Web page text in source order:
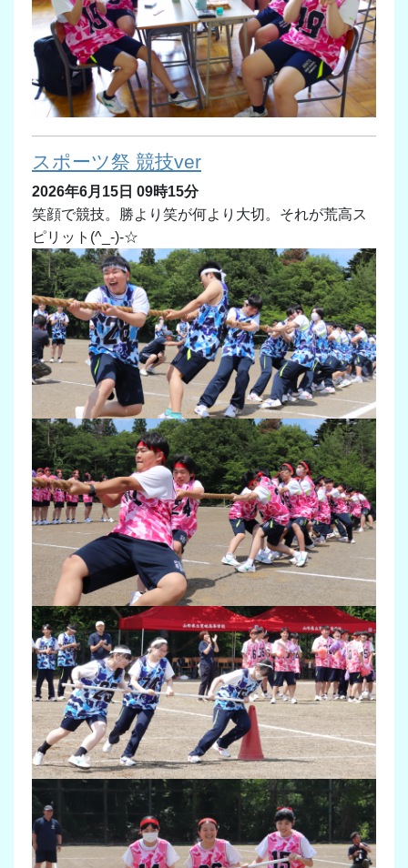
スポーツ祭 競技ver
2026年6月15日 09時15分
笑顔で競技。勝より笑が何より大切。それが荒高ス
ピリット(^_-)-☆